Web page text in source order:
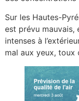
Sur les Hautes-
est prévu mauvais,
intenses à
mal aux yeux, toux